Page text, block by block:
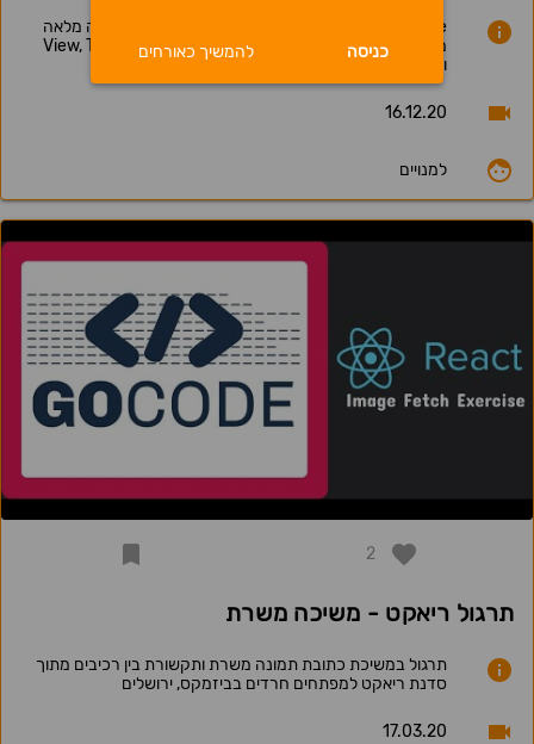
React Native - פיתוח למובייל בשילוב ריאקט. הקלטה מלאה
מקורס זום. הצגה של קומפוננטות הבסיס View, Text, Image
ועוד ועיצובן בעזרת Stylesheet
16.12.20
למנויים
2
תרגול ריאקט - משיכה משרת
תרגול במשיכת כתובת תמונה משרת ותקשורת בין רכיבים מתוך
סדנת ריאקט למפתחים חרדים בביזמקס, ירושלים
17.03.20
כניסה להמשיך כאורחים